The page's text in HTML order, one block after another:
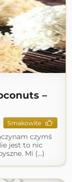
–
Smakowite
czymś
jest to nic
Mi (...)